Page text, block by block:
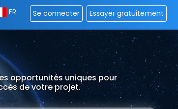
FR Se connecter Essayer gratuitement
opportunités uniques pour
de votre projet.